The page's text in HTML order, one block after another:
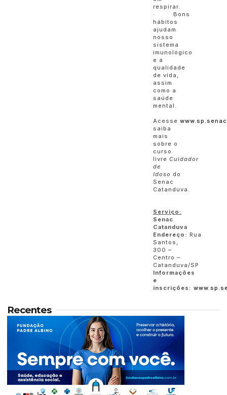
respirar.
· Bons
hábitos
ajudam
nosso
sistema
imunológico
e a
qualidade
de vida,
assim
como a
saúde
mental.
Acesse
saiba
mais
sobre o
curso
livre Cuidador
de
Idoso do
Senac
Catanduva.
Serviço:
Senac
Catanduva
Endereço: Rua
Santos,
300 –
Centro –
Catanduva/SP
Informações
e
inscrições:
Recentes